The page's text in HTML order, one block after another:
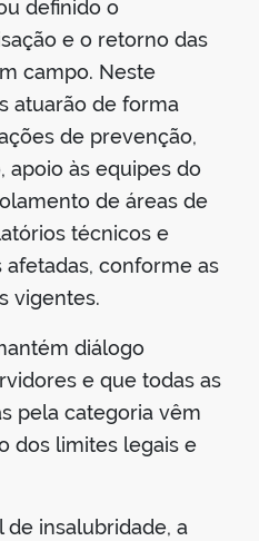
definido o
e o retorno das
campo. Neste
atuarão de forma
de prevenção,
apoio às equipes do
de áreas de
técnicos e
conforme as
vigentes.
diálogo
e que todas as
pela categoria vêm
dos limites legais e
de insalubridade, a